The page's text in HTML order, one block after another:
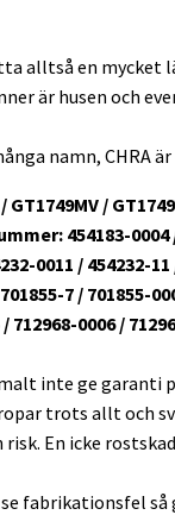
alltså en
är husen och
namn, CHRA
/
454183-0004 /
0011 / 454232-
7 / 701855-
712968-0006 /
inte ge garanti
trots allt och
risk. En icke
fabrikationsfel så